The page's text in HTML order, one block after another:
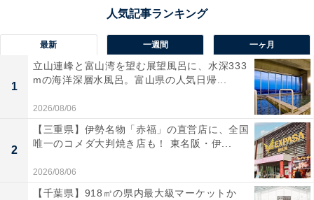
最新 一週間 一ヶ月
1
立山連峰と富山湾を望む展望風呂に、水深333
mの海洋深層水風呂。富山県の人気日帰...
2026/08/06
2
【三重県】伊勢名物「赤福」の直営店に、全国
唯一のコメダ大判焼き店も！ 東名阪・伊...
2026/08/06
【千葉県】918㎡の県内最大級マーケットか